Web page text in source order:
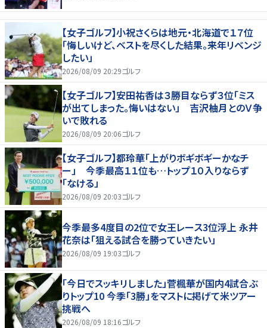
【女子ゴルフ】小祝さくらは地元・北海道で１７位
「悔しいけど、ベストを尽くした結果。来年リベンジ
したい」
2026/08/09 20:29ゴルフ
【女子ゴルフ】安田祐香は３勝目ならず３位「ミス
が出てしまった。悔いはない」 吉沢柚月とのＶ争
いで敗れる
2026/08/09 20:06ゴルフ
【女子ゴルフ】都玲華「上がりボギボギーかなチ
ー」 今季最高１１位も…トップ１０入りならず
「なける」
2026/08/09 20:03ゴルフ
今季最多4度目の2位で女王レース3位浮上 永井
花奈は「狙える試合を勝っていきたい」
2026/08/09 19:03ゴルフ
「今日でスッキリしました」菅楓華が国内4試合ぶ
りトップ10 今季「3勝」をマストに掲げて米ツアー
挑戦へ
2026/08/09 18:16ゴルフ